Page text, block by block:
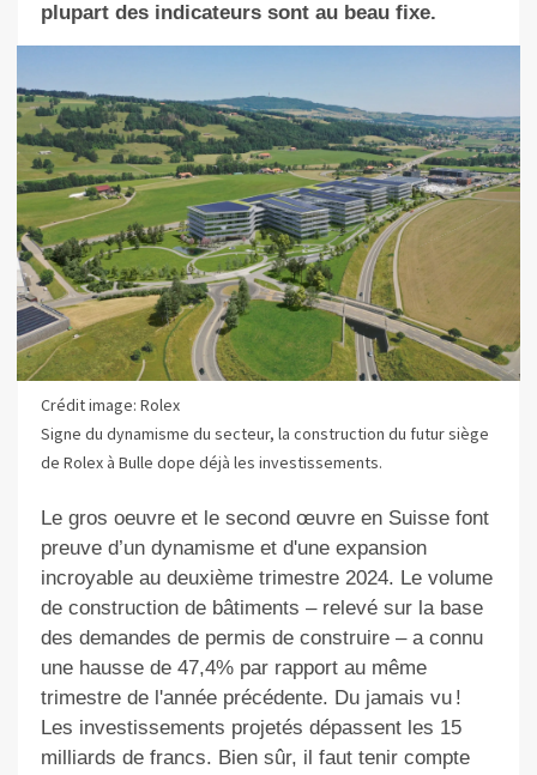
plupart des indicateurs sont au beau fixe.
Crédit image: Rolex
Signe du dynamisme du secteur, la construction du futur siège
de Rolex à Bulle dope déjà les investissements.
Le gros oeuvre et le second œuvre en Suisse font
preuve d’un dynamisme et d'une expansion
incroyable au deuxième trimestre 2024. Le volume
de construction de bâtiments – relevé sur la base
des demandes de permis de construire – a connu
une hausse de 47,4% par rapport au même
trimestre de l'année précédente. Du jamais vu !
Les investissements projetés dépassent les 15
milliards de francs. Bien sûr, il faut tenir compte